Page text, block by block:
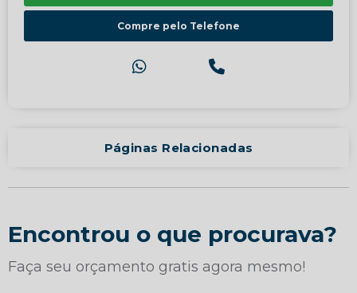
Compre pelo Telefone
Páginas Relacionadas
Encontrou o que procurava?
Faça seu orçamento gratis agora mesmo!